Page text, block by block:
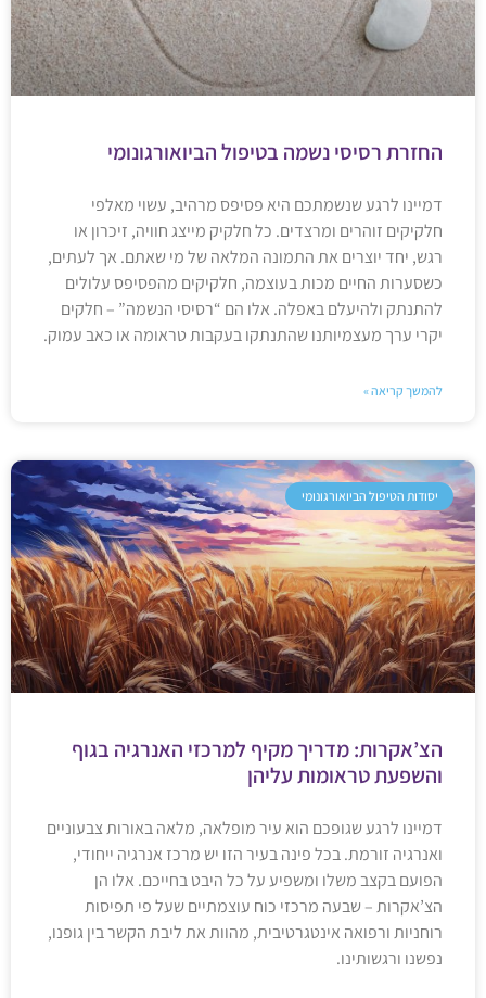
החזרת רסיסי נשמה בטיפול הביואורגונומי
דמיינו לרגע שנשמתכם היא פסיפס מרהיב, עשוי מאלפי
חלקיקים זוהרים ומרצדים. כל חלקיק מייצג חוויה, זיכרון או
רגש, יחד יוצרים את התמונה המלאה של מי שאתם. אך לעתים,
כשסערות החיים מכות בעוצמה, חלקיקים מהפסיפס עלולים
להתנתק ולהיעלם באפלה. אלו הם “רסיסי הנשמה” – חלקים
יקרי ערך מעצמיותנו שהתנתקו בעקבות טראומה או כאב עמוק.
להמשך קריאה »
יסודות הטיפול הביואורגונומי
הצ’אקרות: מדריך מקיף למרכזי האנרגיה בגוף
והשפעת טראומות עליהן
דמיינו לרגע שגופכם הוא עיר מופלאה, מלאה באורות צבעוניים
ואנרגיה זורמת. בכל פינה בעיר הזו יש מרכז אנרגיה ייחודי,
הפועם בקצב משלו ומשפיע על כל היבט בחייכם. אלו הן
הצ’אקרות – שבעה מרכזי כוח עוצמתיים שעל פי תפיסות
רוחניות ורפואה אינטגרטיבית, מהוות את ליבת הקשר בין גופנו,
נפשנו ורגשותינו.